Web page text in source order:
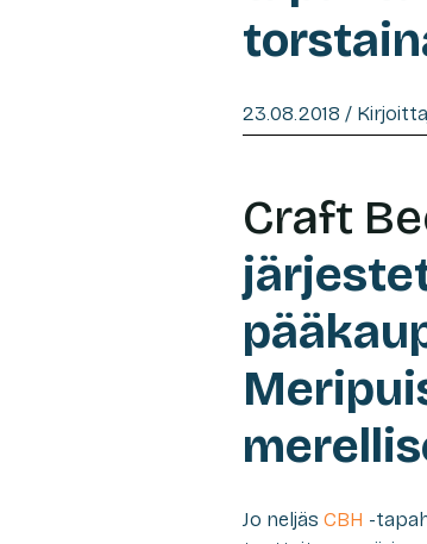
23.08.2018 /
Craft
Jo neljäs CBH -